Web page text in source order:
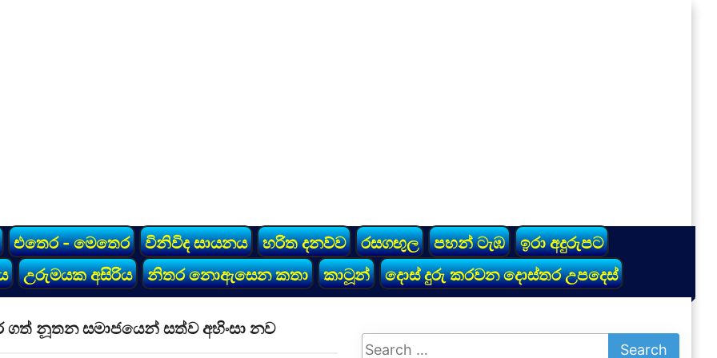
එතෙර - මෙතෙර විනිවිද සායනය හරිත දනව්ව රසගඟුල පහන් ටැඹ
ඉරා අදුරුපට
උරුමයක අසිරිය නිතර නොඇසෙන කතා කාටූන් දොස් දුරු කරවන දොස්තර උපදෙස්
ගත් නූතන සමාජයෙන් සත්ව අහිංසා නව